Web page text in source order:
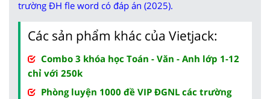
trường ĐH fle word có đáp án (2025).
Các sản phẩm khác của Vietjack:
Combo 3 khóa học Toán - Văn - Anh lớp 1-12
chỉ với 250k
Phòng luyện 1000 đề VIP ĐGNL các trường